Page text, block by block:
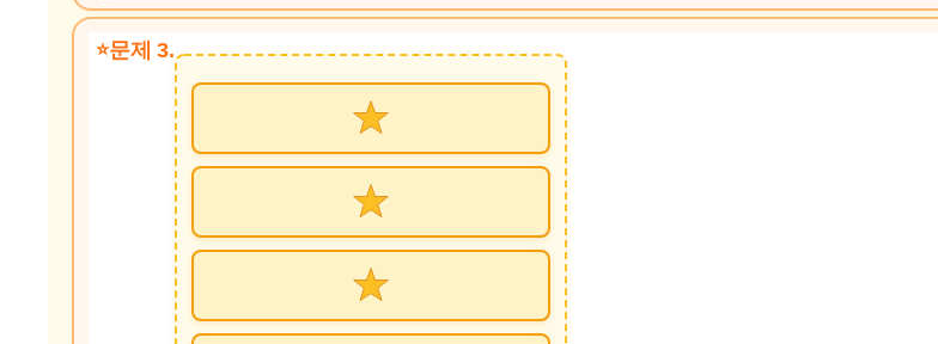
문제 3.